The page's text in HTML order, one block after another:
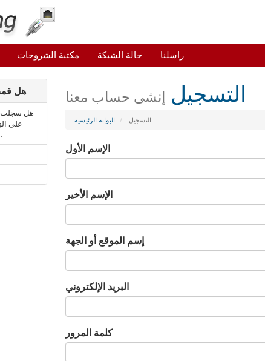
مكتبة الشروحات حالة الشبكة راسلنا
التسجيل إنشى حساب معنا
البوابة الرئيسية التسجيل
هل
هل سجلت
على
العميل لتستطيع التحكم بحسابك.
الإسم الأول
الإسم الأخير
إسم الموقع أو الجهة
البريد الإلكتروني
كلمة المرور